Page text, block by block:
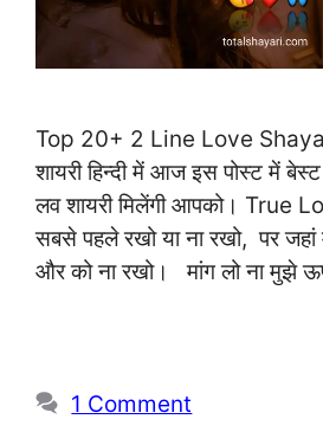
Top 20+ 2 Line Love
शायरी हिन्दी में आज इस पोस्ट में बेस्ट
लव शायरी मिलेंगी आपको।
सबसे पहले रखो या ना रखो, पर जहां
और को ना रखो। मांग लो ना मुझे
1 Comment